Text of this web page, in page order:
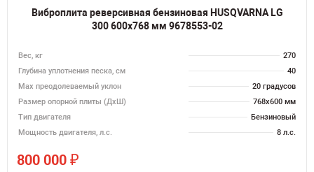
Виброплита реверсивная бензиновая HUSQVARNA LG
300 600x768 мм 9678553-02
Вес, кг
270
Глубина уплотнения песка, см
40
Max преодолеваемый уклон
20 градусов
Размер опорной плиты (ДхШ)
768х600 мм
Тип двигателя
Бензиновый
Мощность двигателя, л.с.
8 л.с.
800 000 ₽